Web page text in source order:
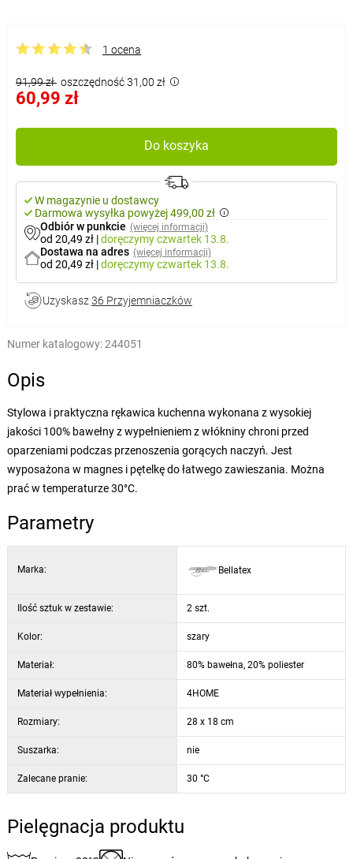
1 ocena
91,99 zł oszczędność 31,00 zł
60,99 zł
Do koszyka
W magazynie u dostawcy
Darmowa wysyłka powyżej 499,00 zł
Odbiór w punkcie (więcej informacji)
od 20,49 zł |doręczymyczwartek 13.8.
Dostawa na adres (więcej informacji)
od 20,49 zł |doręczymyczwartek 13.8.
Uzyskasz 36 Przyjemniaczków
Numer katalogowy:244051
Opis
Stylowa i praktyczna rękawica kuchenna wykonana z wysokiej
jakości 100% bawełny z wypełnieniem z włókniny chroni przed
oparzeniami podczas przenoszenia gorących naczyń. Jest
wyposażona w magnes i pętelkę do łatwego zawieszania. Można
prać w temperaturze 30°C.
Parametry
Marka: Bellatex
Ilość sztuk w zestawie: 2 szt.
Kolor: szary
Materiał: 80% bawełna, 20% poliester
Materiał wypełnienia: 4HOME
Rozmiary: 28 x 18 cm
Suszarka: nie
Zalecane pranie: 30 °C
Pielęgnacja produktu